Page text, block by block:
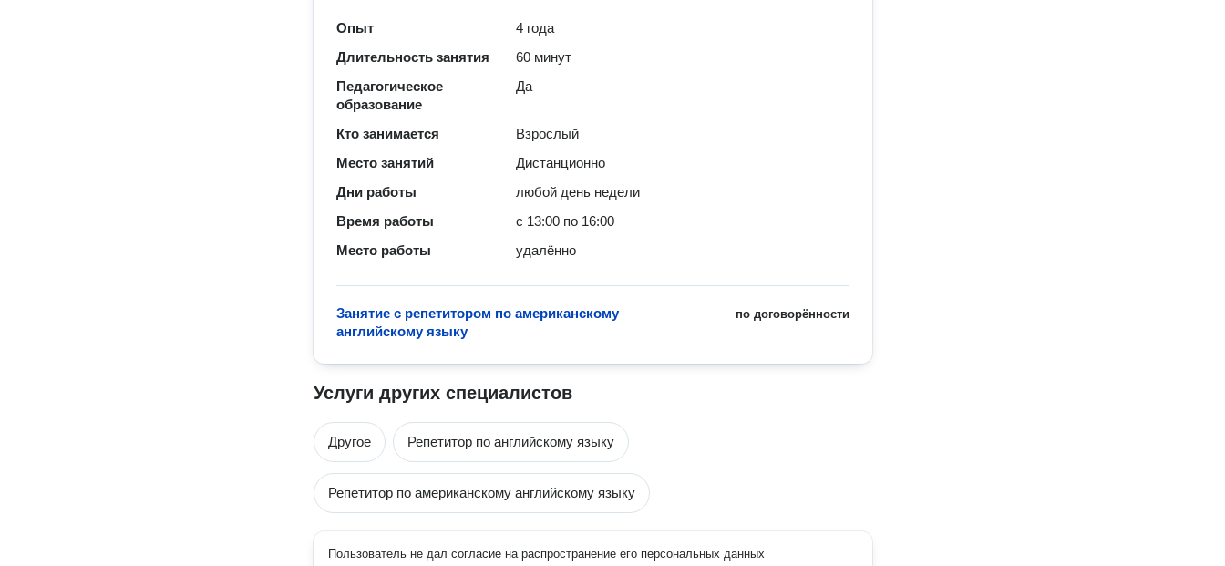
Опыт
4 года
Длительность занятия
60 минут
Педагогическое
образование
Да
Кто занимается
Взрослый
Место занятий
Дистанционно
Дни работы
любой день недели
Время работы
с 13:00 по 16:00
Место работы
удалённо
по договорённости
Занятие с репетитором по американскому
английскому языку
Услуги других специалистов
Другое Репетитор по английскому языку
Репетитор по американскому английскому языку
Пользователь не дал согласие на распространение его персональных данных